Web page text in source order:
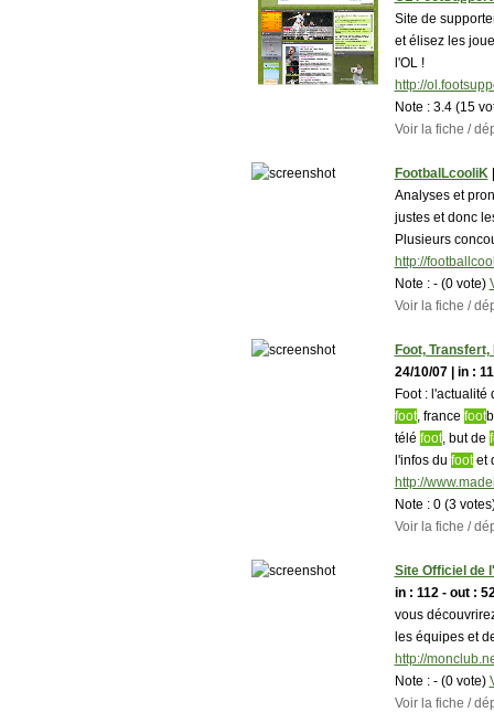
Site de
et élisez les
l'OL !
http://
Note : 3.4 (15
Voir la fiche /
FootbalLcooliK|
Analyses et
justes et donc
Plusieurs
http://
Note : - (0 vote)
Voir la fiche /
Foot,
24/10/07 | in :
Foot :
foot, france foot
télé foot, but de
l'infos du footet
http://
Note : 0 (3
Voir la fiche /
Site Officiel de
in : 112 - out :
vous
les équipes et
http://
Note : - (0 vote)
Voir la fiche /